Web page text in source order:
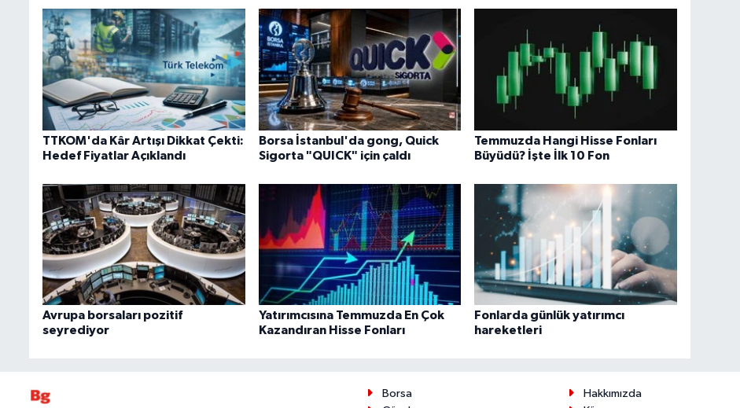
TTKOM'da Kâr Artışı Dikkat Çekti:
Hedef Fiyatlar Açıklandı
Borsa İstanbul'da gong, Quick
Sigorta "QUICK" için çaldı
Temmuzda Hangi Hisse Fonları
Büyüdü? İşte İlk 10 Fon
Avrupa borsaları pozitif
seyrediyor
Yatırımcısına Temmuzda En Çok
Kazandıran Hisse Fonları
Fonlarda günlük yatırımcı
hareketleri
Borsa
Hakkımızda